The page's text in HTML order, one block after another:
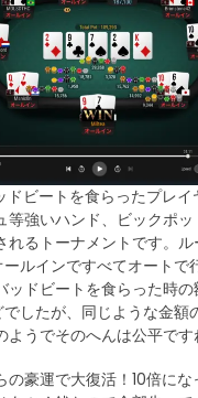
ドビートを食らったプレイ
等強いハンド、ビックポ
れるトーナメントです。
ルインですべてオートで
ッドビートを食らった時
でしたが、同じような金額
うでそのへんは公平です
の豪運で大復活！10倍にな